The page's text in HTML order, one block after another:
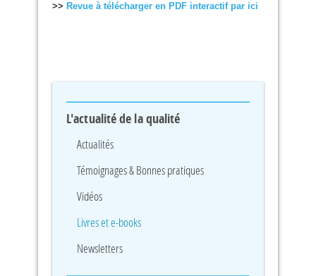
>> Revue à télécharger en PDF interactif par ici
L'actualité de la qualité
Actualités
Témoignages & Bonnes pratiques
Vidéos
Livres et e-books
Newsletters